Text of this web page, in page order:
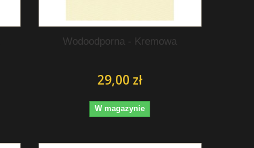
Wodoodporna - Kremowa
29,00 zł
W magazynie